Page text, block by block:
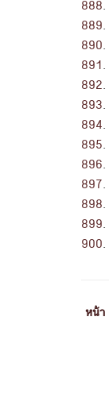
888.
889.
890.
891.
892.
893.
894.
895.
896.
897.
898.
899.
900.
หน้า